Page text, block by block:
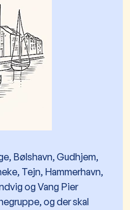
Bølshavn, Gudhjem,
Tejn, Hammerhavn,
og Vang Pier
og der skal